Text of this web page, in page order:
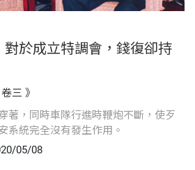
對於成立特調會，錢復卻持
三 》
著，同時車隊行進時鞭炮不斷，使歹
系統完全沒有發生作用。
05/08